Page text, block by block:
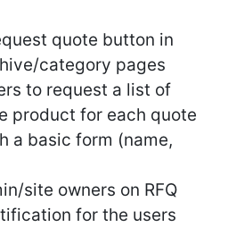
quote button in
category pages
to request a list of
product for each quote
a basic form (name,
site owners on RFQ
for the users